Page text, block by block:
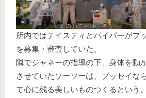
所内ではテイスティとパイパーがプ
を募集・審査していた。
隣でジャネーの指導の下、身体を動
させていたソーソーは、プッセイな
て心に残る美しいものつくるという。